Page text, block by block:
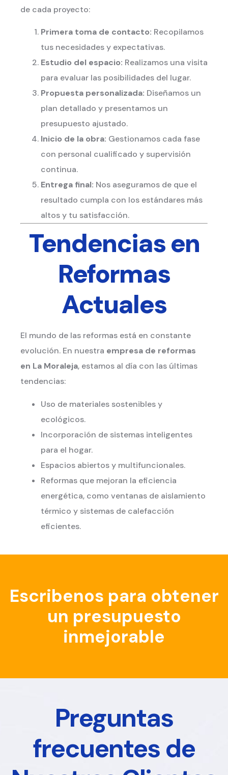
de cada proyecto:
Primera toma de contacto: Recopilamos
tus necesidades y expectativas.
Estudio del espacio: Realizamos una visita
para evaluar las posibilidades del lugar.
Propuesta personalizada: Diseñamos un
plan detallado y presentamos un
presupuesto ajustado.
Inicio de la obra: Gestionamos cada fase
con personal cualificado y supervisión
continua.
Entrega final: Nos aseguramos de que el
resultado cumpla con los estándares más
altos y tu satisfacción.
Tendencias en
Reformas
Actuales
El mundo de las reformas está en constante
evolución. En nuestra empresa de reformas
en La Moraleja, estamos al día con las últimas
tendencias:
Uso de materiales sostenibles y
ecológicos.
Incorporación de sistemas inteligentes
para el hogar.
Espacios abiertos y multifuncionales.
Reformas que mejoran la eficiencia
energética, como ventanas de aislamiento
térmico y sistemas de calefacción
eficientes.
Escribenos para obtener
un presupuesto
inmejorable
Preguntas
frecuentes de